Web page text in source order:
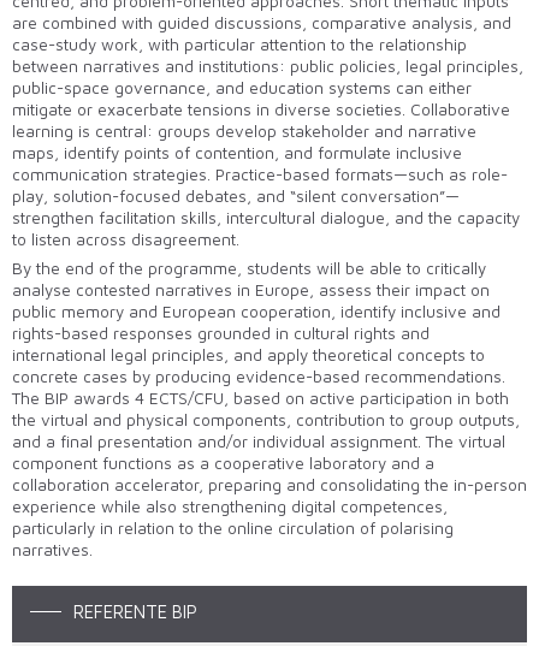
are combined with guided discussions, comparative analysis, and
case-study work, with particular attention to the relationship
between narratives and institutions: public policies, legal principles,
public-space governance, and education systems can either
mitigate or exacerbate tensions in diverse societies. Collaborative
learning is central: groups develop stakeholder and narrative
maps, identify points of contention, and formulate inclusive
communication strategies. Practice-based formats—such as role-
play, solution-focused debates, and “silent conversation”—
strengthen facilitation skills, intercultural dialogue, and the capacity
to listen across disagreement.
By the end of the programme, students will be able to critically
analyse contested narratives in Europe, assess their impact on
public memory and European cooperation, identify inclusive and
rights-based responses grounded in cultural rights and
international legal principles, and apply theoretical concepts to
concrete cases by producing evidence-based recommendations.
The BIP awards 4 ECTS/CFU, based on active participation in both
the virtual and physical components, contribution to group outputs,
and a final presentation and/or individual assignment. The virtual
component functions as a cooperative laboratory and a
collaboration accelerator, preparing and consolidating the in-person
experience while also strengthening digital competences,
particularly in relation to the online circulation of polarising
narratives.
REFERENTE BIP